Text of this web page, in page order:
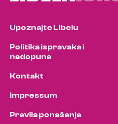
Upoznajte Libelu
Politika ispravaka i
nadopuna
Kontakt
Impressum
Pravila ponašanja